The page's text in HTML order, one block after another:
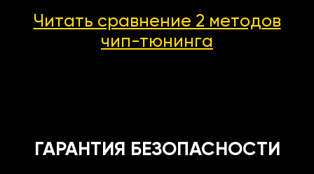
Читать сравнение 2 методов
чип-тюнинга
ГАРАНТИЯ БЕЗОПАСНОСТИ